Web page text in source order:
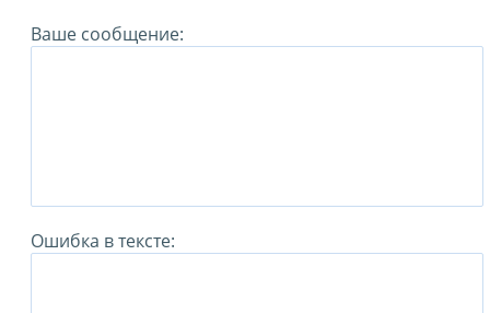
Ваше сообщение:
Ошибка в тексте: